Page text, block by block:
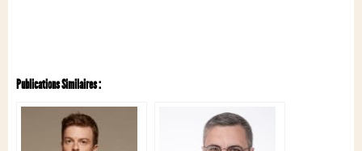
Publications Similaires :